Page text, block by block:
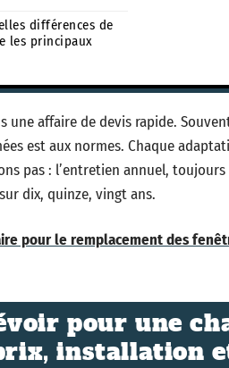
différences de
les principaux
une affaire de devis rapide.
est aux normes. Chaque
pas : l’entretien annuel,
dix, quinze, vingt ans.
pour le remplacement des
pour une
installation